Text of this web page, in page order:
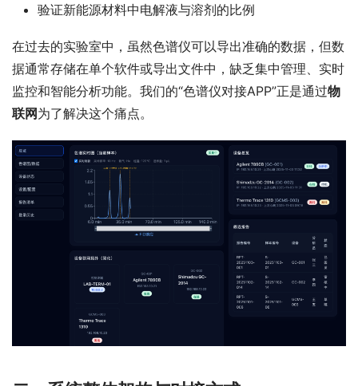
验证新能源材料中电解液与溶剂的比例
在过去的实验室中，虽然色谱仪可以导出准确的数据，但数
据通常存储在单个软件或导出文件中，缺乏集中管理、实时
监控和智能分析功能。我们的“色谱仪对接APP”正是通过物
联网为了解决这个痛点。